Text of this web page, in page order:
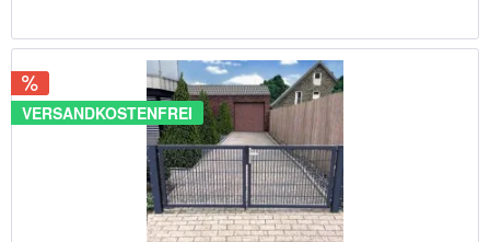
VERSANDKOSTENFREI